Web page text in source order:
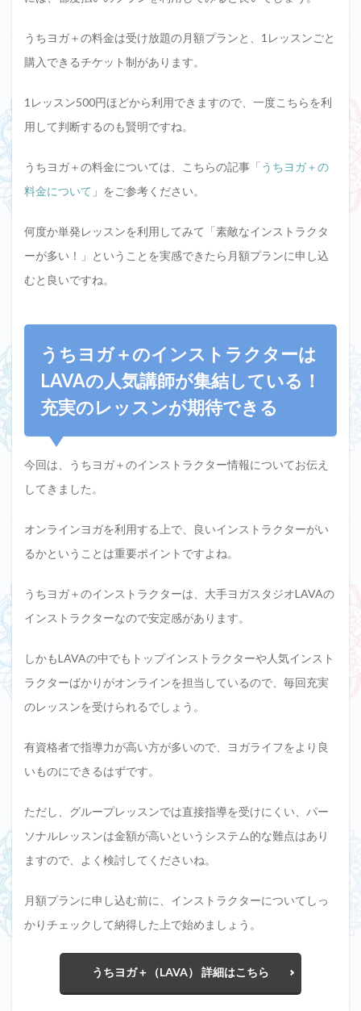
うちヨガ＋の料金は受け放題の月額プランと、1レッスンごと
購入できるチケット制があります。
1レッスン500円ほどから利用できますので、一度こちらを利
用して判断するのも賢明ですね。
うちヨガ＋の料金については、こちらの記事「うちヨガ＋の
料金について 」をご参考ください。
何度か単発レッスンを利用してみて「素敵なインストラクタ
ーが多い！」ということを実感できたら月額プランに申し込
むと良いですね。
うちヨガ＋のインストラクターは
LAVAの人気講師が集結している！
充実のレッスンが期待できる
今回は、うちヨガ＋のインストラクター情報についてお伝え
してきました。
オンラインヨガを利用する上で、良いインストラクターがい
るかということは重要ポイントですよね。
うちヨガ＋のインストラクターは、大手ヨガスタジオLAVAの
インストラクターなので安定感があります。
しかもLAVAの中でもトップインストラクターや人気インスト
ラクターばかりがオンラインを担当しているので、毎回充実
のレッスンを受けられるでしょう。
有資格者で指導力が高い方が多いので、ヨガライフをより良
いものにできるはずです。
ただし、グループレッスンでは直接指導を受けにくい、パー
ソナルレッスンは金額が高いというシステム的な難点はあり
ますので、よく検討してくださいね。
月額プランに申し込む前に、インストラクターについてしっ
かりチェックして納得した上で始めましょう。
うちヨガ＋（LAVA） 詳細はこちら